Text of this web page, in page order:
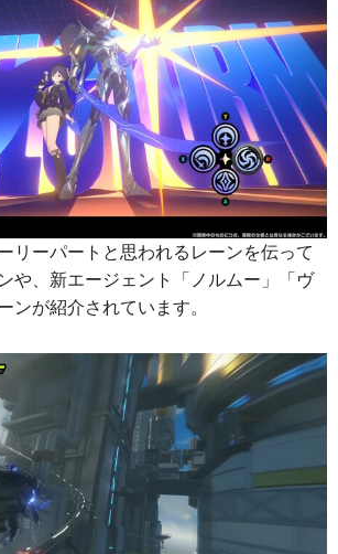
リーパートと思われるレーンを伝って
や、新エージェント「ノルムー」「ヴ
ンが紹介されています。